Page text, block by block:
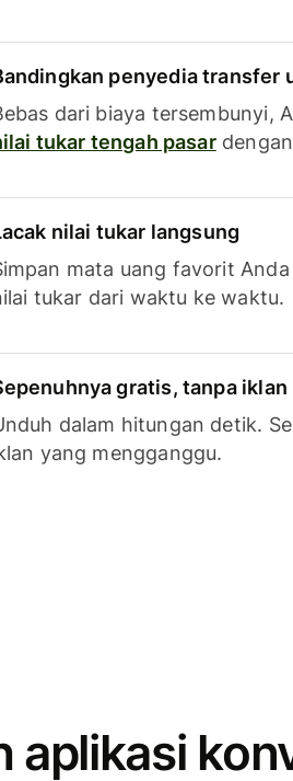
penyedia transfer
dari biaya tersembunyi,
tukar tengah pasardengan
nilai tukar langsung
mata uang favorit
tukar dari waktu ke waktu.
gratis, tanpa iklan
dalam hitungan detik.
yang mengganggu.
aplikasi